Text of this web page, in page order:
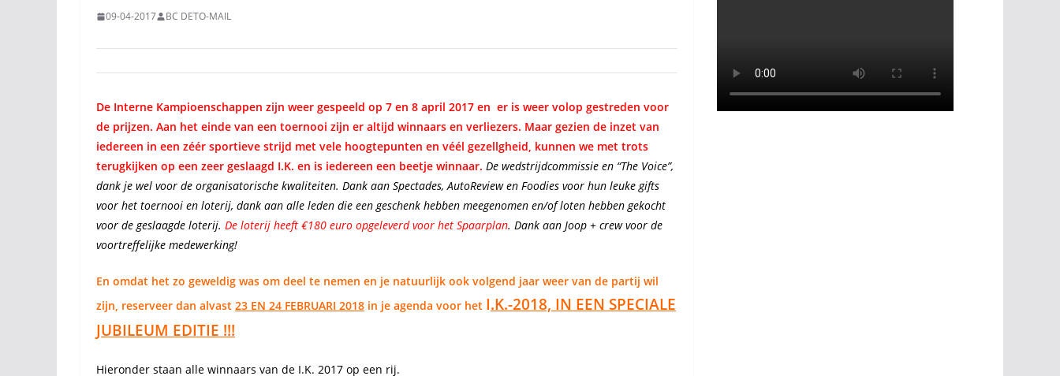
09-04-2017 BC DETO-MAIL
De Interne Kampioenschappen zijn weer gespeeld op 7 en 8 april 2017 en er is weer volop gestreden voor
de prijzen. Aan het einde van een toernooi zijn er altijd winnaars en verliezers. Maar gezien de inzet van
iedereen in een zéér sportieve strijd met vele hoogtepunten en véél gezellgheid, kunnen we met trots
terugkijken op een zeer geslaagd I.K. en is iedereen een beetje winnaar. De wedstrijdcommissie en “The Voice”,
dank je wel voor de organisatorische kwaliteiten. Dank aan Spectades, AutoReview en Foodies voor hun leuke gifts
voor het toernooi en loterij, dank aan alle leden die een geschenk hebben meegenomen en/of loten hebben gekocht
voor de geslaagde loterij. De loterij heeft €180 euro opgeleverd voor het Spaarplan. Dank aan Joop + crew voor de
voortreffelijke medewerking!
En omdat het zo geweldig was om deel te nemen en je natuurlijk ook volgend jaar weer van de partij wil
zijn, reserveer dan alvast 23 EN 24 FEBRUARI 2018 in je agenda voor het I.K.-2018, IN EEN SPECIALE
JUBILEUM EDITIE !!!
Hieronder staan alle winnaars van de I.K. 2017 op een rij.